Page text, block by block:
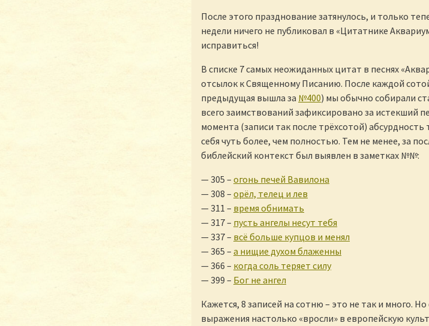
После этого празднование затянулось, и только
недели ничего не публиковал в «Цитатнике
исправиться!
В списке 7 самых неожиданных цитат в песнях
отсылок к Священному Писанию. После каждой
предыдущая вышла за №400) мы обычно собирали
всего заимствований зафиксировано за истекший
момента (записи так после трёхсотой)
себя чуть более, чем полностью. Тем не менее, за
библейский контекст был выявлен в заметках №№:
— 305 – огонь печей Вавилона
— 308 – орёл, телец и лев
— 311 – время обнимать
— 317 – пусть ангелы несут тебя
— 337 – всё больше купцов и менял
— 365 – а нищие духом блаженны
— 366 – когда соль теряет силу
— 399 – Бог не ангел
Кажется, 8 записей на сотню – это не так и много.
выражения настолько «вросли» в европейскую